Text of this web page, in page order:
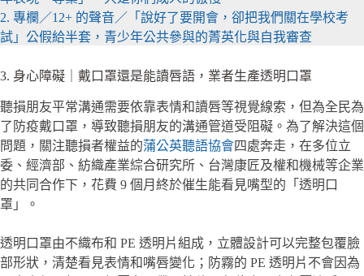
2. 專欄／12+ 的聲音／「說好了要開會，卻把我們關在學校考
試」公假給半套，青少年公共參與的菁英化與自我審查
3. 身心障礙｜戴口罩還是能讀唇語，業者生產透明口罩
聽損朋友平常溝通需要依靠表情和讀唇等視覺線索，但為全民為
了防疫戴口罩，導致聽損朋友的溝通管道受阻礙。為了解決這個
問題，關注聽損者權益的蒲公英聽語協會四處奔走，在多位立
委、經濟部、紡織產業綜合研究所、台灣康匠及權和機械等企業
的共同合作下，花費 9 個月終於催生能看見嘴型的「透明口
罩」。
透明口罩由不織布和 PE 透明片組成，立體設計可以完整包覆臉
部形狀，清楚看見表情和嘴唇變化；防霧的 PE 透明片不會因為